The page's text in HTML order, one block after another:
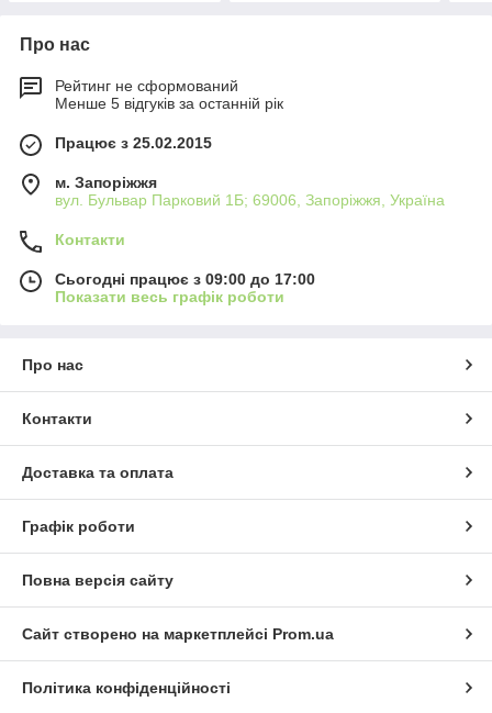
Про нас
Рейтинг не сформований
Менше 5 відгуків за останній рік
Працює з 25.02.2015
м. Запоріжжя
вул. Бульвар Парковий 1Б; 69006, Запоріжжя, Україна
Контакти
Сьогодні працює з 09:00 до 17:00
Показати весь графік роботи
Про нас
Контакти
Доставка та оплата
Графік роботи
Повна версія сайту
Сайт створено на маркетплейсі Prom.ua
Політика конфіденційності